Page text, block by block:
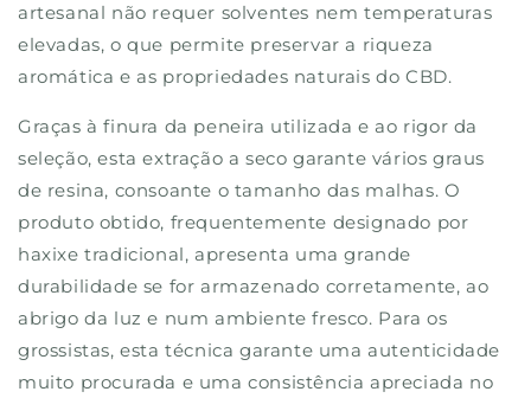
artesanal não requer solventes nem temperaturas
elevadas, o que permite preservar a riqueza
aromática e as propriedades naturais do CBD.
Graças à finura da peneira utilizada e ao rigor da
seleção, esta extração a seco garante vários graus
de resina, consoante o tamanho das malhas. O
produto obtido, frequentemente designado por
haxixe tradicional, apresenta uma grande
durabilidade se for armazenado corretamente, ao
abrigo da luz e num ambiente fresco. Para os
grossistas, esta técnica garante uma autenticidade
muito procurada e uma consistência apreciada no